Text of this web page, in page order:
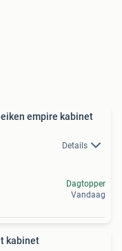
empire kabinet
Details
Dagtopper
Vandaag
kabinet